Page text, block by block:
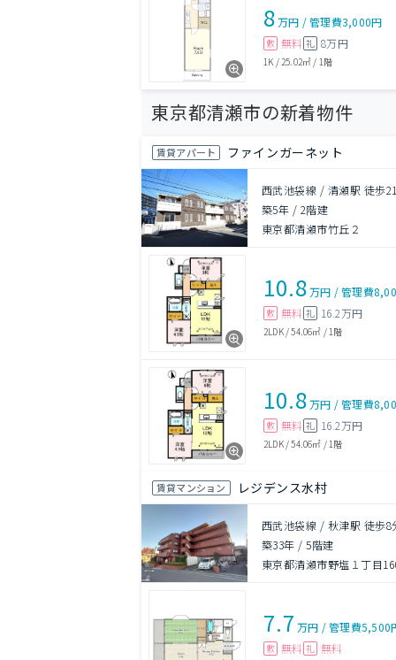
8万円 /管理費3,000円
敷 無料 礼 8万円
1K / 25.02㎡ / 1階
東京都清瀬市の新着物件
賃貸アパート ファインガーネット
西武池袋線 / 清瀬駅 徒歩
築5年 / 2階建
東京都清瀬市竹丘２
10.8万円 /管理費
敷 無料 礼 16.2万円
2LDK/54.06㎡ / 1階
10.8万円 /管理費
敷 無料 礼 16.2万円
2LDK/54.06㎡ / 1階
賃貸マンション レジデンス水村
西武池袋線 / 秋津駅 徒歩8
築33年 /5階建
東京都清瀬市野塩１丁目
7.7 万円 /管理費5,500
敷 無料 礼 無料